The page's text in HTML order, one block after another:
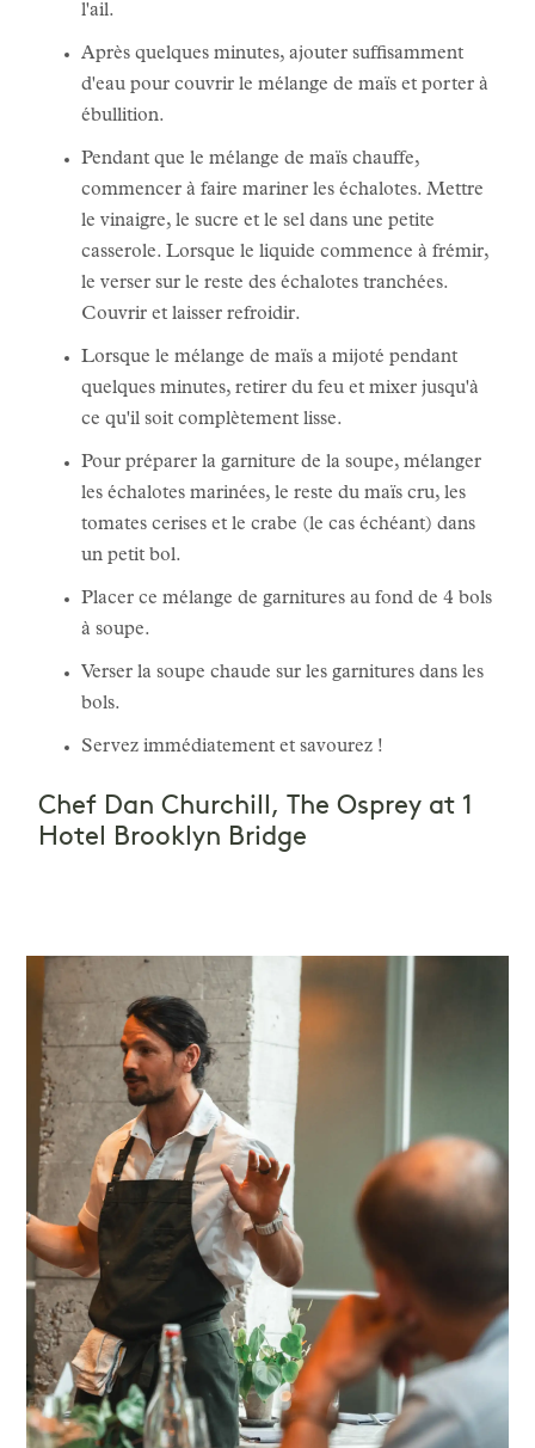
l'ail.
Après quelques minutes, ajouter suffisamment
d'eau pour couvrir le mélange de maïs et porter à
ébullition.
Pendant que le mélange de maïs chauffe,
commencer à faire mariner les échalotes. Mettre
le vinaigre, le sucre et le sel dans une petite
casserole. Lorsque le liquide commence à frémir,
le verser sur le reste des échalotes tranchées.
Couvrir et laisser refroidir.
Lorsque le mélange de maïs a mijoté pendant
quelques minutes, retirer du feu et mixer jusqu'à
ce qu'il soit complètement lisse.
Pour préparer la garniture de la soupe, mélanger
les échalotes marinées, le reste du maïs cru, les
tomates cerises et le crabe (le cas échéant) dans
un petit bol.
Placer ce mélange de garnitures au fond de 4 bols
à soupe.
Verser la soupe chaude sur les garnitures dans les
bols.
Servez immédiatement et savourez !
Chef Dan Churchill, The Osprey at 1
Hotel Brooklyn Bridge